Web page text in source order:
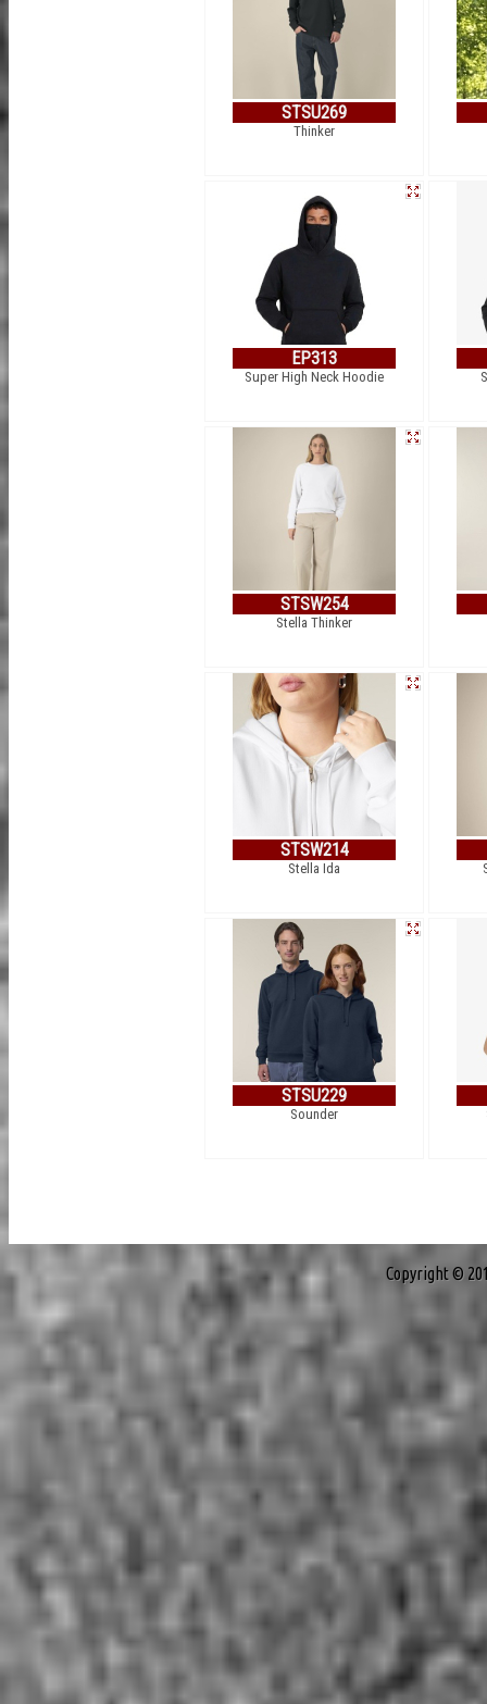
STSU269
Thinker
EP313
Super High Neck Hoodie
STSW254
Stella Thinker
STSW214
Stella Ida
STSU229
Sounder
Copyright ©